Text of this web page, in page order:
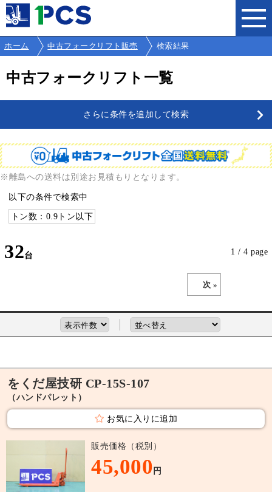
ホーム 中古フォークリフト販売 検索結果
中古フォークリフト一覧
さらに条件を追加して検索
※離島への送料は別途お見積もりとなります。
以下の条件で検索中
トン数：0.9トン以下
32 1 / 4 page
次 »
をくだ屋技研 CP-15S-107
（ハンドパレット）
お気に入りに追加
販売価格（税別）
45,000 円